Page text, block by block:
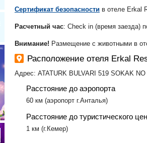
Сертификат безопасности в отеле Erkal
Расчетный час: Check in (время заезда)
Внимание! Размещение с животными в
Расположение отеля Erkal
Адрес: ATATURK BULVARI 519 SOKAK
Расстояние до аэропорта
60 км (аэропорт г.Анталья)
Расстояние до туристического
1 км (г.Кемер)